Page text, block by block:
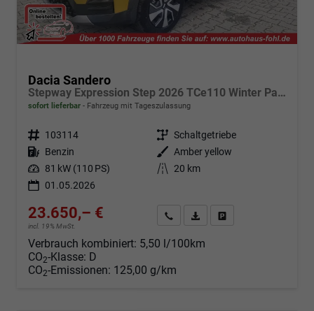
Dacia Sandero
Stepway Expression Step 2026 TCe110 Winter Paket
sofort lieferbar Fahrzeug mit Tageszulassung
Fahrzeugnr. 103114 Getriebe Schaltgetriebe
Kraftstoff Benzin Außenfarbe Amber yellow
Leistung 81 kW (110 PS) Kilometerstand 20 km
01.05.2026
23.650,– €
incl. 19% MwSt.
Angebot anfordern
Fahrzeugexpose (PDF)
Verbrauch kombiniert: 5,50 l/100km
CO2-Klasse: D
CO2-Emissionen: 125,00 g/km